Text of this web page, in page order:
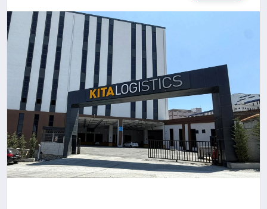
EĞITIM
SIYASET